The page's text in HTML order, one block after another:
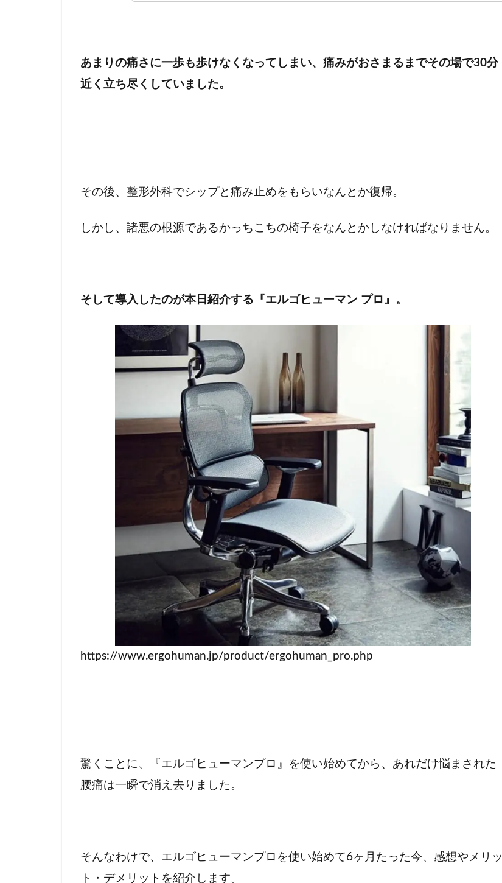
あまりの痛さに一歩も歩けなくなってしまい、痛みがおさまるまでその場で30分
近く立ち尽くしていました。
その後、整形外科でシップと痛み止めをもらいなんとか復帰。
しかし、諸悪の根源であるかっちこちの椅子をなんとかしなければなりません。
そして導入したのが本日紹介する『エルゴヒューマン プロ』。
https://www.ergohuman.jp/product/ergohuman_pro.php
驚くことに、『エルゴヒューマンプロ』を使い始めてから、あれだけ悩まされた
腰痛は一瞬で消え去りました。
そんなわけで、エルゴヒューマンプロを使い始めて6ヶ月たった今、感想やメリッ
ト・デメリットを紹介します。